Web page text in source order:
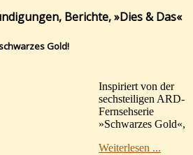
Berichte, »Dies & Das«
Gold!
Inspiriert von der
sechsteiligen ARD-
Fernsehserie
»Schwarzes Gold«,
Weiterlesen ...